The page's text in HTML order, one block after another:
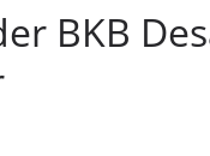
BKB